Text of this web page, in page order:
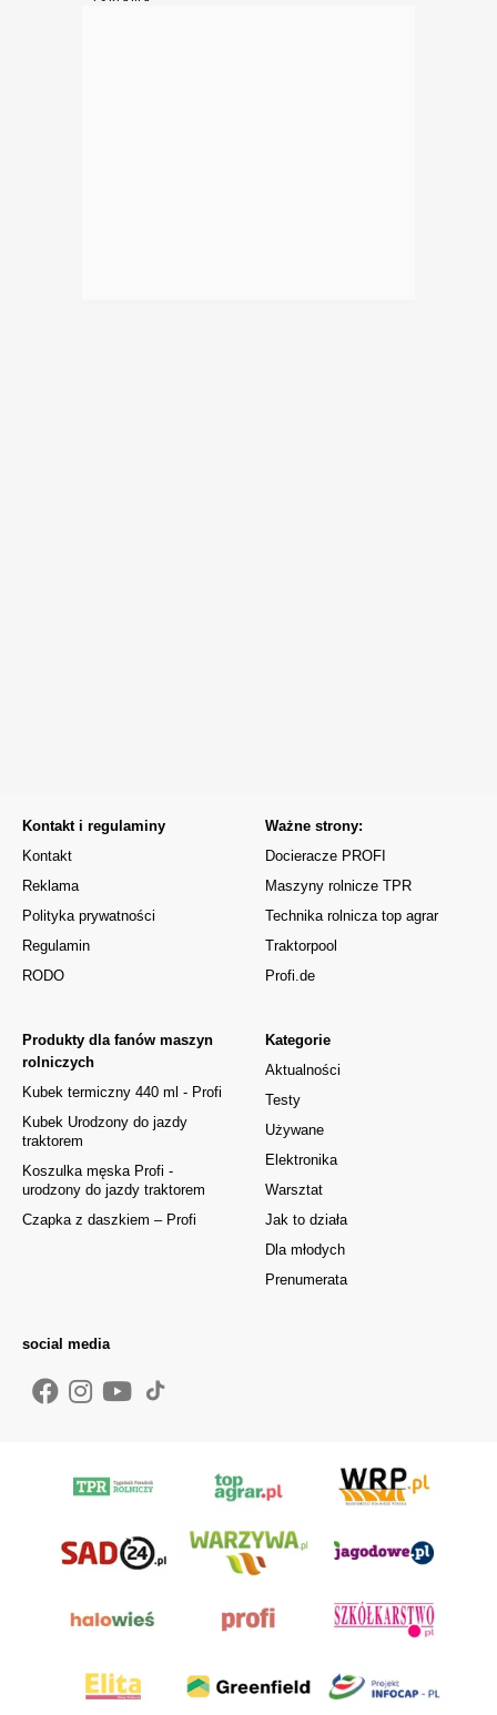
Kontakt i regulaminy
Kontakt
Reklama
Polityka prywatności
Regulamin
RODO
Kategorie
Aktualności
Testy
Używane
Elektronika
Warsztat
Jak to działa
Dla młodych
Prenumerata
Produkty dla fanów maszyn
rolniczych
Kubek termiczny 440 ml - Profi
Kubek Urodzony do jazdy
traktorem
Koszulka męska Profi -
urodzony do jazdy traktorem
Czapka z daszkiem – Profi
Ważne strony:
Docieracze PROFI
Maszyny rolnicze TPR
Technika rolnicza top agrar
Traktorpool
Profi.de
social media